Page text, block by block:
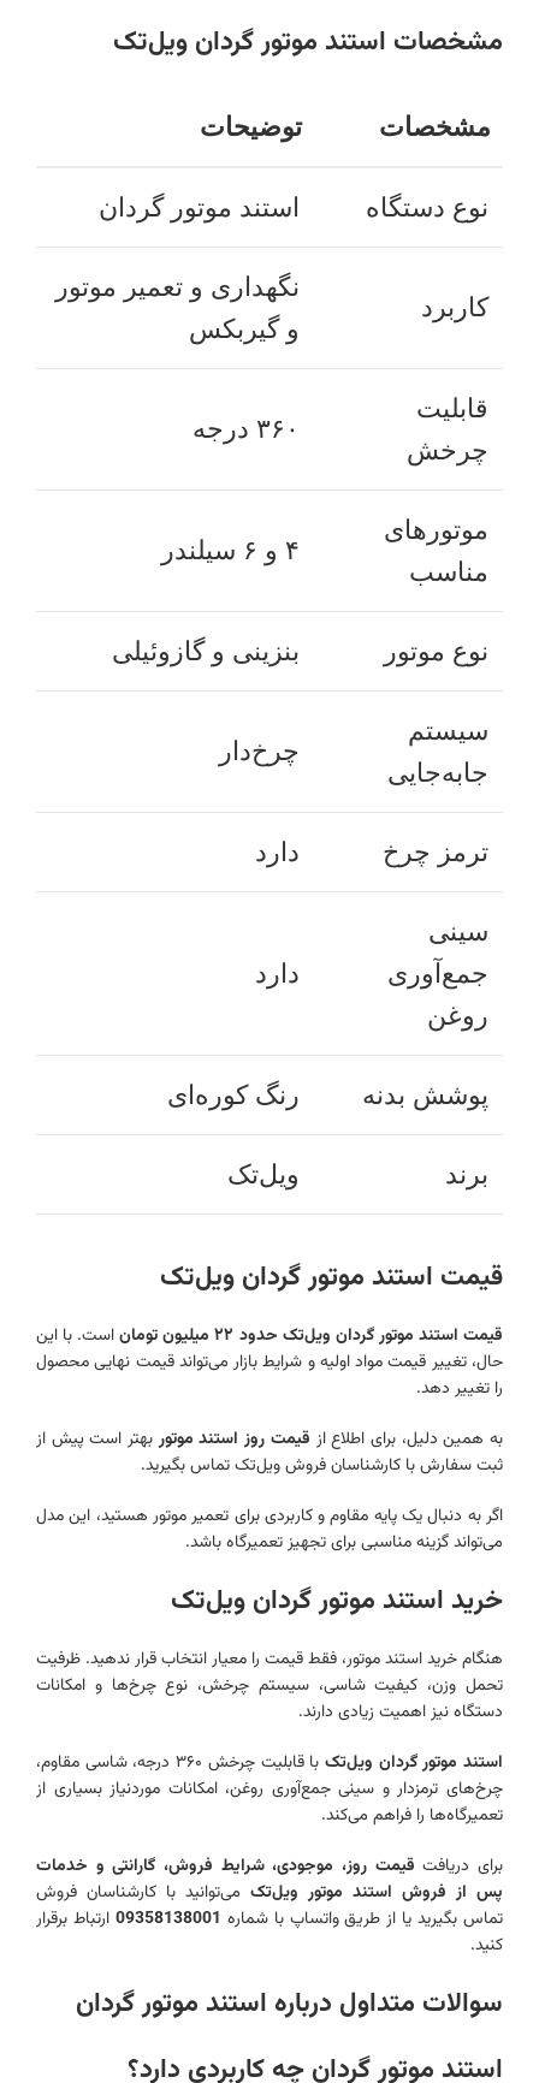
مشخصات استند موتور گردان ویل‌تک
مشخصات توضیحات
نوع دستگاه استند موتور گردان
کاربرد
نگهداری و تعمیر موتور
و گیربکس
قابلیت
چرخش
۳۶۰ درجه
موتورهای
مناسب
۴ و ۶ سیلندر
نوع موتور بنزینی و گازوئیلی
سیستم
جابه‌جایی
چرخ‌دار
ترمز چرخ دارد
سینی
جمع‌آوری
روغن
دارد
پوشش بدنه رنگ کوره‌ای
برند ویل‌تک
قیمت استند موتور گردان ویل‌تک
قیمت استند موتور گردان ویل‌تک حدود ۲۲ میلیون تومان
است. با این
حال، تغییر قیمت مواد اولیه و شرایط بازار می‌تواند قیمت نهایی محصول
را تغییر دهد.
به همین دلیل، برای اطلاع از قیمت روز استند موتوربهتر است پیش از
ثبت سفارش با کارشناسان فروش ویل‌تک تماس بگیرید.
اگر به دنبال یک پایه مقاوم و کاربردی برای تعمیر موتور هستید، این مدل
می‌تواند گزینه مناسبی برای تجهیز تعمیرگاه باشد.
خرید استند موتور گردان ویل‌تک
هنگام خرید استند موتور، فقط قیمت را معیار انتخاب قرار ندهید. ظرفیت
تحمل وزن، کیفیت شاسی، سیستم چرخش، نوع چرخ‌ها و امکانات
دستگاه نیز اهمیت زیادی دارند.
استند موتور گردان ویل‌تک
با قابلیت چرخش ۳۶۰ درجه، شاسی مقاوم،
چرخ‌های ترمزدار و سینی جمع‌آوری روغن، امکانات موردنیاز بسیاری از
تعمیرگاه‌ها را فراهم می‌کند.
برای دریافت قیمت روز، موجودی، شرایط فروش، گارانتی و خدمات
پس از فروش استند موتور ویل‌تک می‌توانید با کارشناسان فروش
تماس بگیرید یا از طریق واتساپ با شماره 09358138001 ارتباط برقرار
کنید.
سوالات متداول درباره استند موتور گردان
استند موتور گردان چه کاربردی دارد؟